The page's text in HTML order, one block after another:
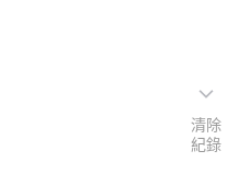
清除
紀錄